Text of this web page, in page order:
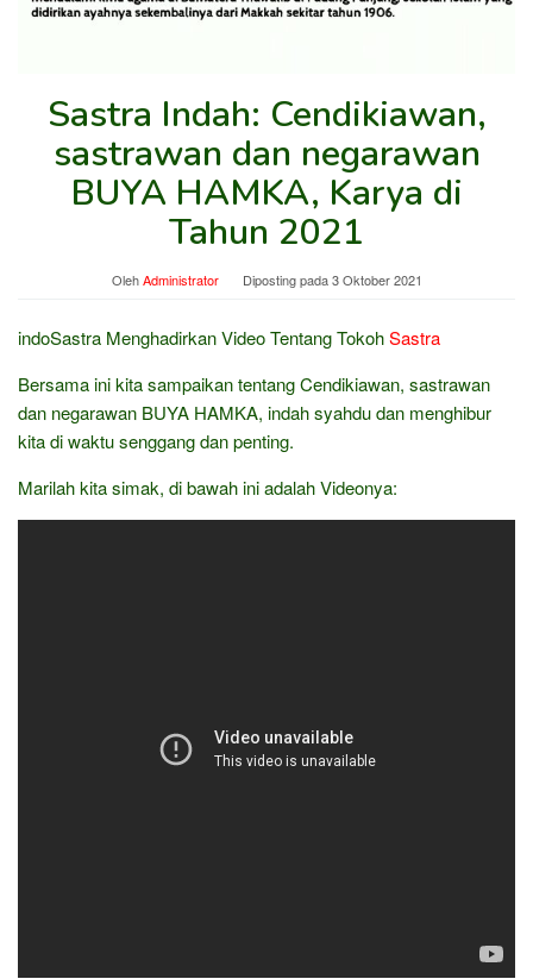
Sastra Indah: Cendikiawan,
sastrawan dan negarawan
BUYA HAMKA, Karya di
Tahun 2021
OlehAdministrator Diposting pada3 Oktober 2021
indoSastra Menghadirkan Video Tentang TokohSastra
Bersama ini kita sampaikan tentang Cendikiawan, sastrawan
dan negarawan BUYA HAMKA, indah syahdu dan menghibur
kita di waktu senggang dan penting.
Marilah kita simak, di bawah ini adalah Videonya: